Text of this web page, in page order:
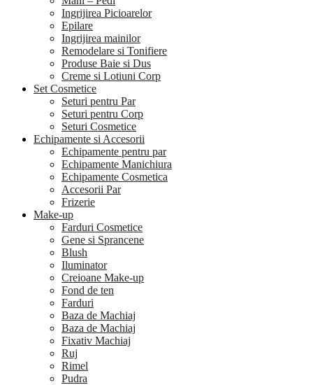
Ingrijirea Picioarelor
Epilare
Ingrijirea mainilor
Remodelare si Tonifiere
Produse Baie si Dus
Creme si Lotiuni Corp
Set Cosmetice
Seturi pentru Par
Seturi pentru Corp
Seturi Cosmetice
Echipamente si Accesorii
Echipamente pentru par
Echipamente Manichiura
Echipamente Cosmetica
Accesorii Par
Frizerie
Make-up
Farduri Cosmetice
Gene si Sprancene
Blush
Iluminator
Creioane Make-up
Fond de ten
Farduri
Baza de Machiaj
Baza de Machiaj
Fixativ Machiaj
Ruj
Rimel
Pudra